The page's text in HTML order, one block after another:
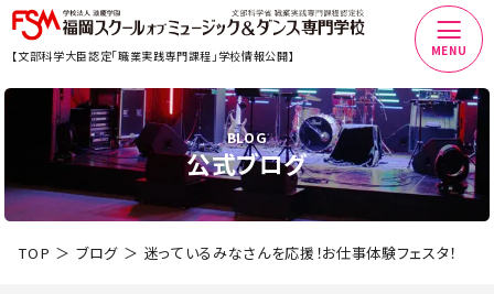
【文部科学大臣認定「職業実践専門課程」学校情報公開】 MENU
BLOG
公式ブログ
TOP ブログ 迷っているみなさんを応援！お仕事体験フェスタ！